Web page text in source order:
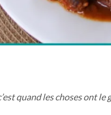
quand les choses ont le